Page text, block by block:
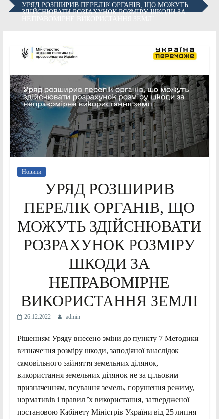
УРЯД РОЗШИРИВ ПЕРЕЛІК ОРГАНІВ, ЩО МОЖУТЬ
ЗДІЙСНЮВАТИ РОЗРАХУНОК РОЗМІРУ ШКОДИ ЗА
Новини
УРЯД РОЗШИРИВ
ПЕРЕЛІК ОРГАНІВ, ЩО
МОЖУТЬ ЗДІЙСНЮВАТИ
РОЗРАХУНОК РОЗМІРУ
ШКОДИ ЗА
НЕПРАВОМІРНЕ
ВИКОРИСТАННЯ ЗЕМЛІ
26.12.2022 admin
Рішенням Уряду внесено зміни до пункту 7 Методики
визначення розміру шкоди, заподіяної внаслідок
самовільного зайняття земельних ділянок,
використання земельних ділянок не за цільовим
призначенням, псування земель, порушення режиму,
нормативів і правил їх використання, затвердженої
постановою Кабінету Міністрів України від 25 липня